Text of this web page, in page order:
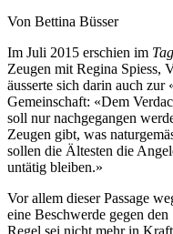
Von Bettina Büsser
Im Juli 2015 erschien im
Zeugen mit Regina Spiess,
äusserte sich darin auch
Gemeinschaft: «Dem
soll nur nachgegangen
Zeugen gibt, was
sollen die Ältesten die
untätig bleiben.»
Vor allem dieser Passage
eine Beschwerde gegen den